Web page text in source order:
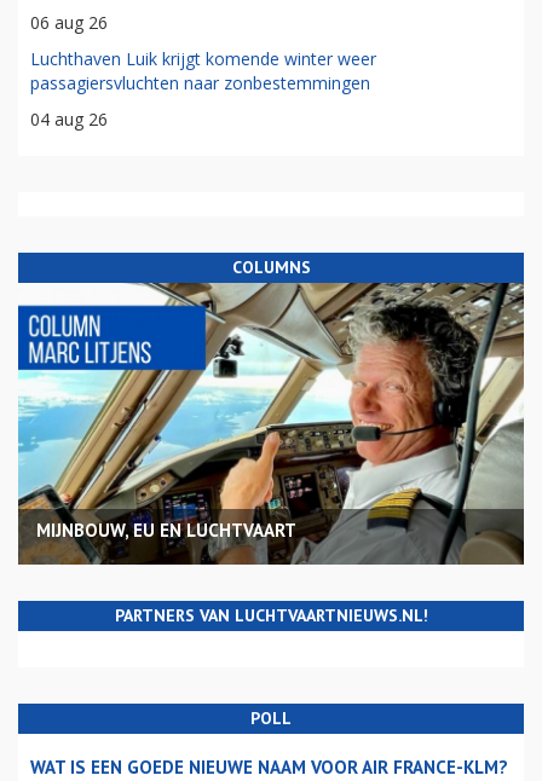
06 aug 26
Luchthaven Luik krijgt komende winter weer
passagiersvluchten naar zonbestemmingen
04 aug 26
COLUMNS
MIJNBOUW, EU EN LUCHTVAART
PARTNERS VAN LUCHTVAARTNIEUWS.NL!
POLL
WAT IS EEN GOEDE NIEUWE NAAM VOOR AIR FRANCE-KLM?